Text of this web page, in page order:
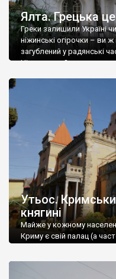
Ялта. Грецька
Греки залишили Україні
ніжинські огірочки – ви
загублений у радянські
Ніжин греки?
Утьос.
княгині
Майже у кожному
Криму є свій палац (а